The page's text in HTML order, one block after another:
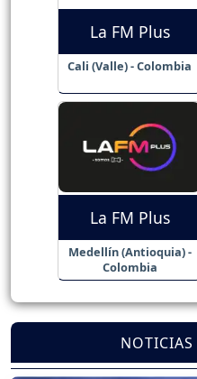
La FM Plus
Cali (Valle) - Colombia
La FM Plus
Medellín (Antioquia) -
Colombia